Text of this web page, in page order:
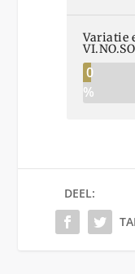
Variatie
VI.NO.SO
0
%
DEEL: